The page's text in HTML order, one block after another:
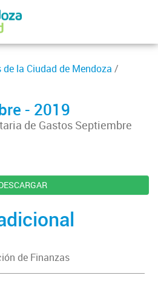
la Ciudad de Mendoza /
- 2019
de Gastos Septiembre
de Finanzas